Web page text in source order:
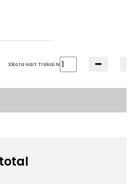
XBota Hart Trakai NL 41